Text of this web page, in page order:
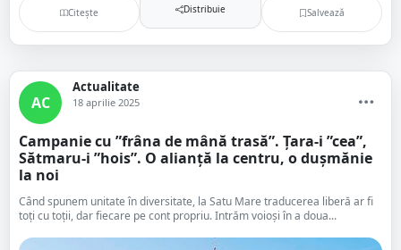
Citește Distribuie Salvează
AC
Actualitate
18 aprilie 2025
Campanie cu ”frâna de mână trasă”. Țara-i ”cea”,
Sătmaru-i ”hois”. O alianță la centru, o dușmănie
la noi
Când spunem unitate în diversitate, la Satu Mare traducerea liberă ar fi
toți cu toții, dar fiecare pe cont propriu. Intrăm voioși în a doua...